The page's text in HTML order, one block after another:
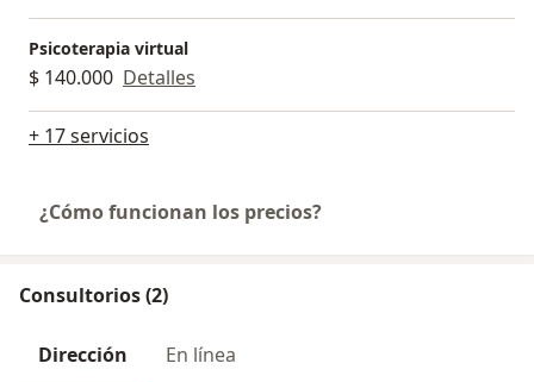
Psicoterapia virtual
$ 140.000 Detalles
+ 17 servicios
¿Cómo funcionan los precios?
Consultorios (2)
Dirección En línea